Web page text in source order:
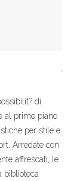
di
al primo piano
per stile e
Arredate con
affrescati, le
biblioteca